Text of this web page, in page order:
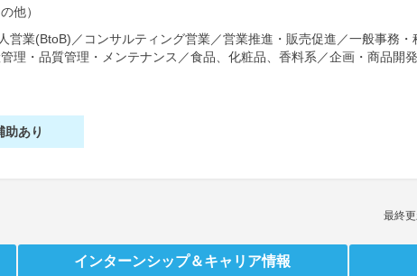
他）
営業(BtoB) ／ コンサルティング営業／営業推進・販売促進 ／一般事務・
理・品質管理・メンテナンス ／食品、化粧品、香料系 ／企画・商品開発
助あり
最終
インターンシップ＆キャリア情報